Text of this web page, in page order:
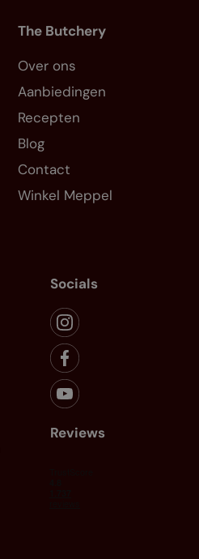
The Butchery
Over ons
Aanbiedingen
Recepten
Blog
Contact
Winkel Meppel
Socials
Reviews